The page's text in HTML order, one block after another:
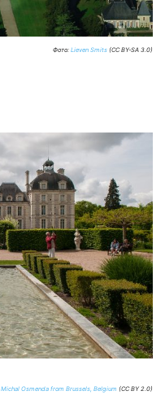
Фото: Lieven Smits (CC BY-SA 3.0)
Michal Osmenda from Brussels, Belgium (CC BY 2.0)